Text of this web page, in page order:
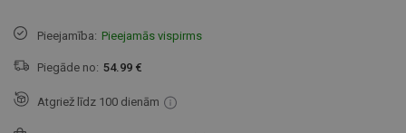
Pieejamība: Pieejamās vispirms
Piegāde no: 54.99 €
Atgriež līdz 100 dienām